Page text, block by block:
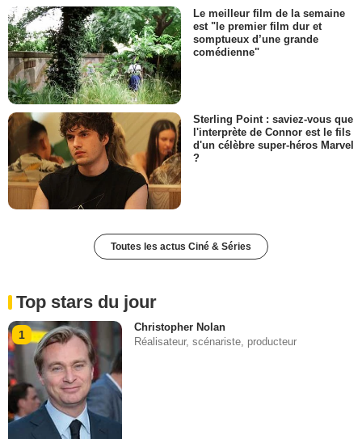
Le meilleur film de la semaine
est "le premier film dur et
somptueux d’une grande
comédienne"
Sterling Point : saviez-vous que
l'interprète de Connor est le fils
d'un célèbre super-héros Marvel
?
Toutes les actus Ciné & Séries
Top stars du jour
1
Christopher Nolan
Réalisateur, scénariste, producteur